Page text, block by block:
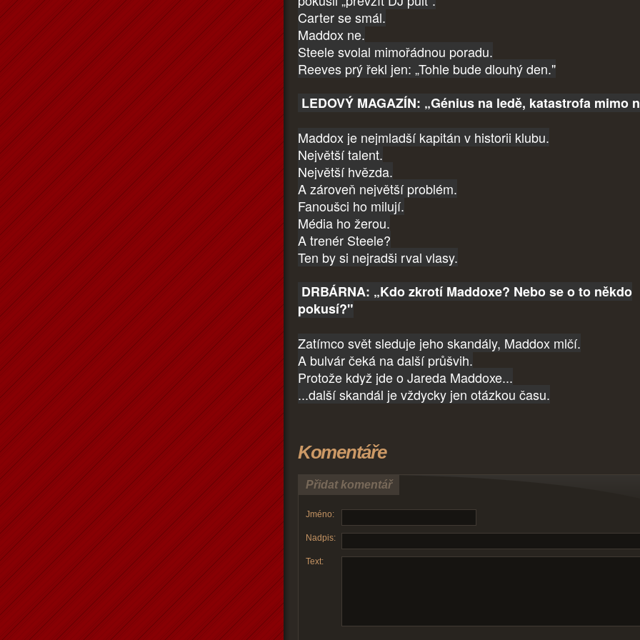
Carter se smál.
Maddox ne.
Steele svolal mimořádnou poradu.
Reeves prý řekl jen: „Tohle bude dlouhý den."
LEDOVÝ MAGAZÍN: „Génius na ledě, katastrofa mimo
Maddox je nejmladší kapitán v historii klubu.
Největší talent.
Největší hvězda.
A zároveň největší problém.
Fanoušci ho milují.
Média ho žerou.
A trenér Steele?
Ten by si nejradši rval vlasy.
DRBÁRNA: „Kdo zkrotí Maddoxe? Nebo se o to někdo
pokusí?"
Zatímco svět sleduje jeho skandály, Maddox mlčí.
A bulvár čeká na další průšvih.
Protože když jde o Jareda Maddoxe...
...další skandál je vždycky jen otázkou času.
Komentáře
Přidat komentář
Jméno:
Nadpis:
Text: